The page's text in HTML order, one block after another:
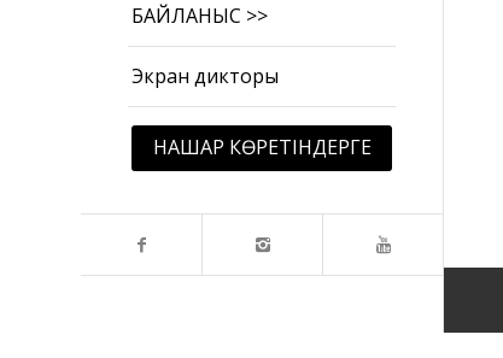
БАЙЛАНЫС >>
Экран дикторы
НАШАР КӨРЕТІНДЕРГЕ